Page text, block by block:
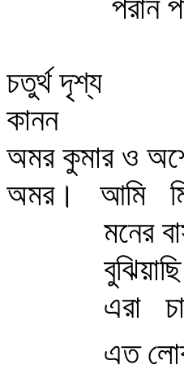
পরান
চতুর্থ দৃশ্য
কানন
অমর কুমার ও
অমর।
আমি
মনের
এরা
এত